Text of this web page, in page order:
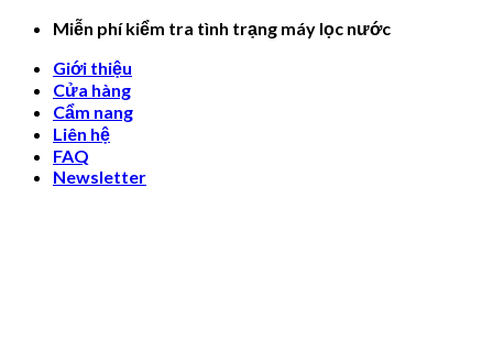
Skip
content
Miễn phí kiểm tra tình trạng máy lọc nước
Giới thiệu
Cửa hàng
Cẩm nang
Liên hệ
FAQ
Newsletter